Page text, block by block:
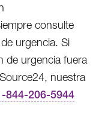
consulte
urgencia. Si
de urgencia fuera
nuestra
844-206-5944